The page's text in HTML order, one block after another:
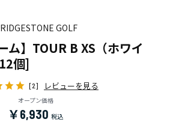
GOLF
ム】TOUR B XS（ホワイ
個]
[2] レビューを見る
オープン価格
￥6,930